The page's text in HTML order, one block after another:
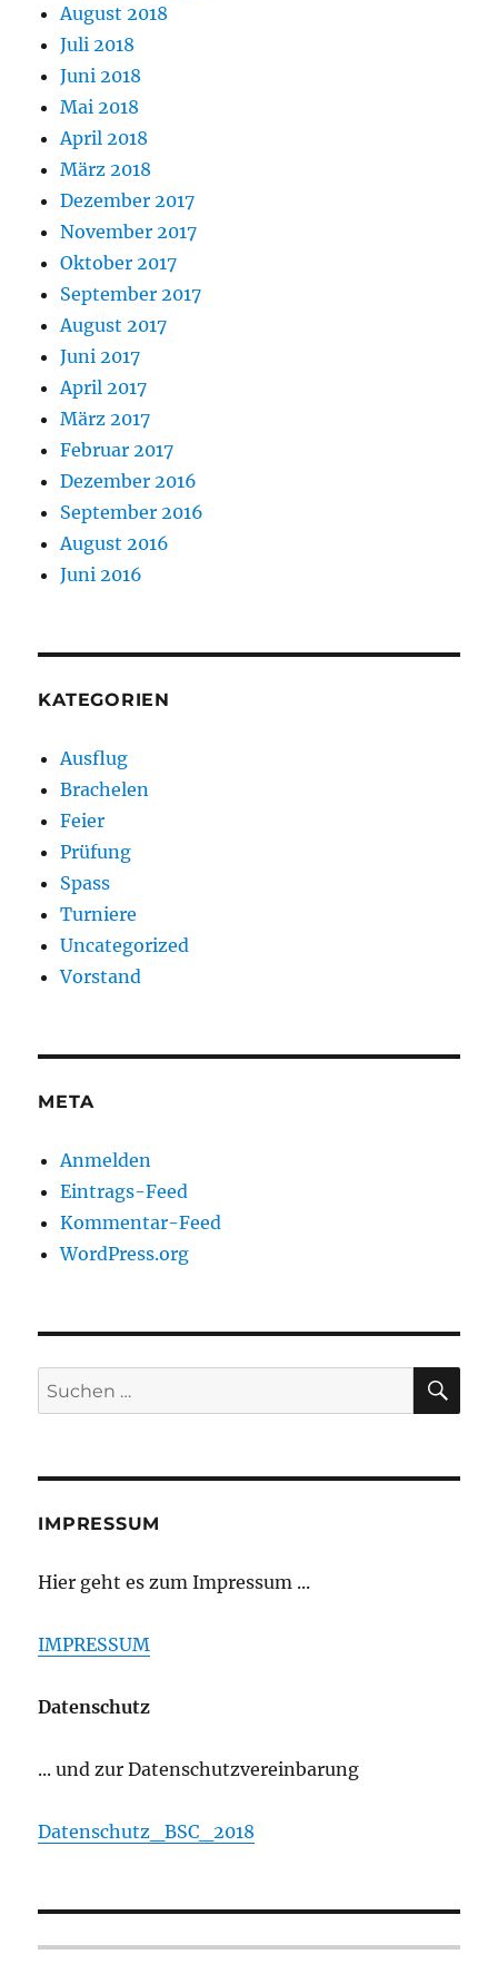
August 2018
Juli 2018
Juni 2018
Mai 2018
April 2018
März 2018
Dezember 2017
November 2017
Oktober 2017
September 2017
August 2017
Juni 2017
April 2017
März 2017
Februar 2017
Dezember 2016
September 2016
August 2016
Juni 2016
KATEGORIEN
Ausflug
Brachelen
Feier
Prüfung
Spass
Turniere
Uncategorized
Vorstand
META
Anmelden
Eintrags-Feed
Kommentar-Feed
WordPress.org
Suchen
nach:
IMPRESSUM
Hier geht es zum Impressum ...
IMPRESSUM
Datenschutz
... und zur Datenschutzvereinbarung
Datenschutz_BSC_2018